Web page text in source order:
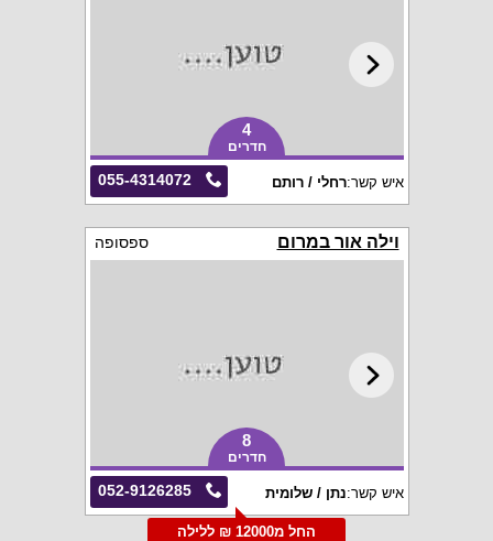
4
חדרים
055-4314072 איש קשר:רחלי / רותם
וילה אור במרום ספסופה
8
חדרים
052-9126285 איש קשר:נתן / שלומית
החל מ12000 ₪ ללילה